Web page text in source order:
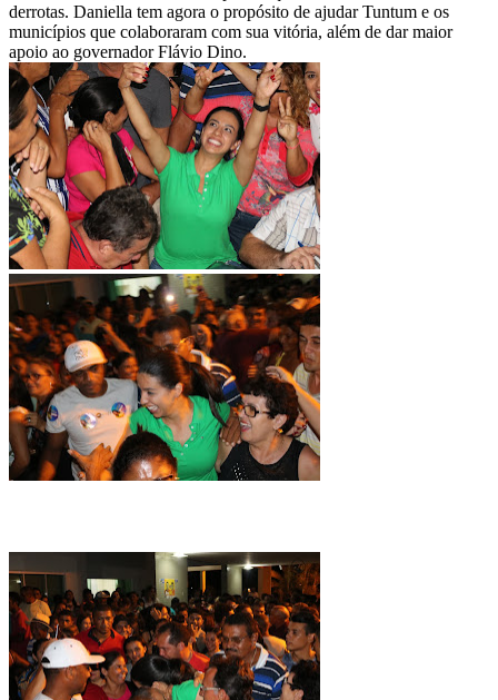
derrotas. Daniella tem agora o propósito de ajudar Tuntum e os
municípios que colaboraram com sua vitória, além de dar maior
apoio ao governador Flávio Dino.